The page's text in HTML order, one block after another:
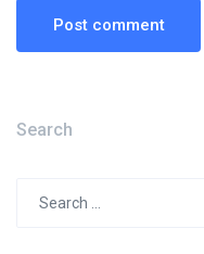
Search